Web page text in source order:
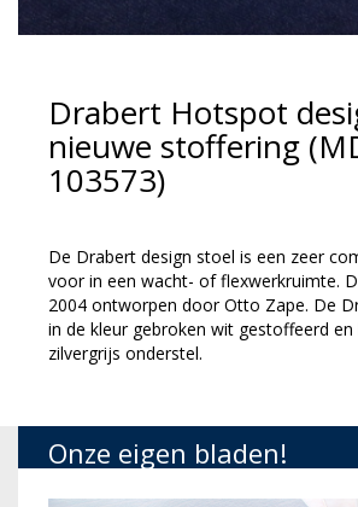
Drabert Hotspot
nieuwe stoffering
103573)
De Drabert design stoel is een zeer
voor in een wacht- of flexwerkruimte.
2004 ontworpen door Otto Zape. De
in de kleur gebroken wit gestoffeerd
zilvergrijs onderstel.
Onze eigen bladen!